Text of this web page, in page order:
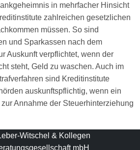
in mehrfacher Hinsicht
zahlreichen gesetzlichen
müssen. So sind
und Sparkassen nach dem
Auskunft verpflichtet, wenn der
steht, Geld zu waschen. Auch im
sind Kreditinstitute
auskunftspflichtig, wenn ein
Annahme der Steuerhinterziehung
Witschel & Kollegen
mbH